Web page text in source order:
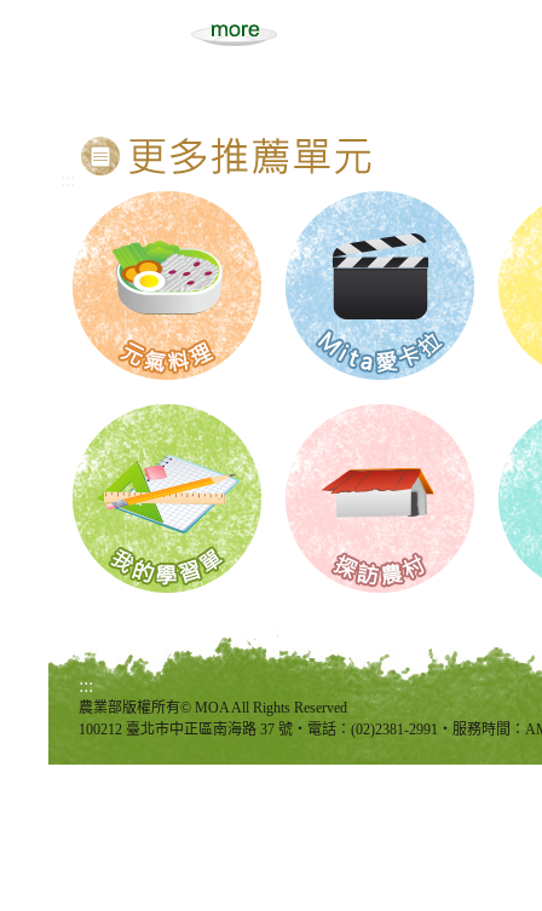
:::
農業部版權所有© MOA All Rights Reserved
100212 臺北市中正區南海路 37 號‧電話：(02)2381-2991‧服務時間：